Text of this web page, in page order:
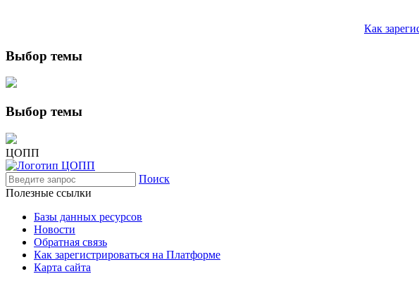
Как
Выбор темы
Выбор темы
ЦОПП
Поиск
Полезные ссылки
Базы данных ресурсов
Новости
Обратная связь
Как зарегистрироваться на Платформе
Карта сайта